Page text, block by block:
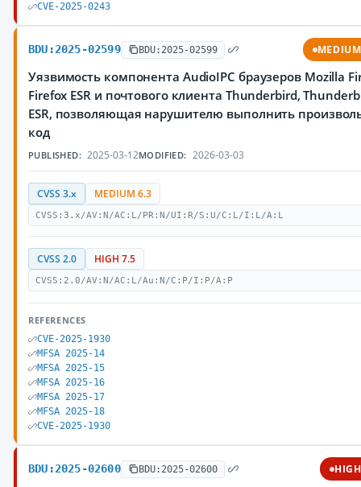
CVE-2025-0243
BDU:2025-02599 BDU:2025-02599 MEDIUM
Уязвимость компонента AudioIPC браузеров Mozilla
Firefox ESR и почтового клиента Thunderbird,
ESR, позволяющая нарушителю выполнить
код
PUBLISHED: 2025-03-12MODIFIED: 2026-03-03
CVSS 3.x MEDIUM 6.3
CVSS:3.x/AV:N/AC:L/PR:N/UI:R/S:U/C:L/I:L/A:L
CVSS 2.0 HIGH 7.5
CVSS:2.0/AV:N/AC:L/Au:N/C:P/I:P/A:P
REFERENCES
CVE-2025-1930
MFSA 2025-14
MFSA 2025-15
MFSA 2025-16
MFSA 2025-17
MFSA 2025-18
CVE-2025-1930
BDU:2025-02600 BDU:2025-02600 HIGH